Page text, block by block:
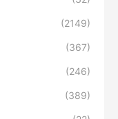
(2149)
(367)
(246)
(389)